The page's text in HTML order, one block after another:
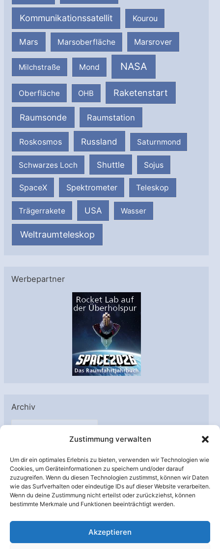
Zustimmung verwalten
Um dir ein optimales Erlebnis zu bieten, verwenden wir Technologien wie
Cookies, um Geräteinformationen zu speichern und/oder darauf
zuzugreifen. Wenn du diesen Technologien zustimmst, können wir Daten
wie das Surfverhalten oder eindeutige IDs auf dieser Website verarbeiten.
Wenn du deine Zustimmung nicht erteilst oder zurückziehst, können
bestimmte Merkmale und Funktionen beeinträchtigt werden.
Akzeptieren
Kommunikationssatellit Kourou
Mars Marsoberfläche Marsrover
Milchstraße Mond NASA
Oberfläche OHB Raketenstart
Raumsonde Raumstation
Roskosmos Russland Saturnmond
Schwarzes Loch Shuttle Sojus
SpaceX Spektrometer Teleskop
Trägerrakete USA Wasser
Weltraumteleskop
Werbepartner
Archiv
A
h
i
v
Unterstützt von: